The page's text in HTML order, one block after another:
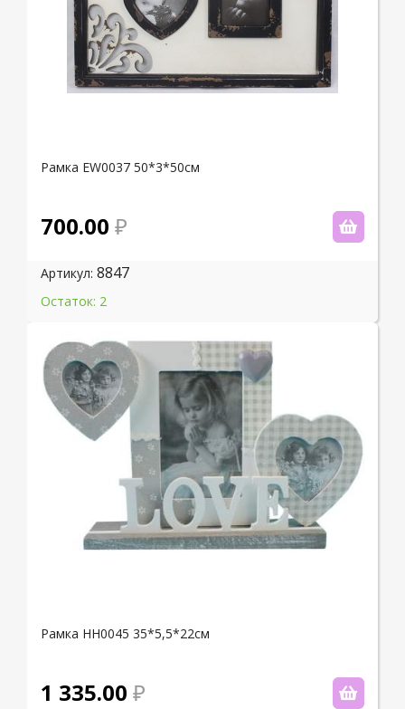
Рамка EW0037 50*3*50см
700.00
Артикул: 8847
Остаток: 2
Рамка НН0045 35*5,5*22см
1 335.00